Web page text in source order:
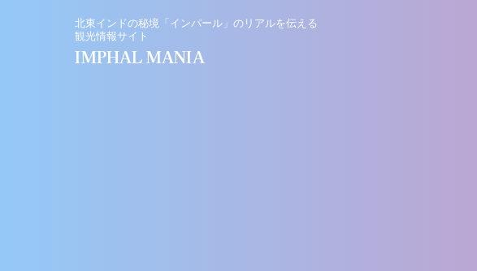
北東インドの秘境「インパール」のリアルを伝える
観光情報サイト
IMPHAL MANIA